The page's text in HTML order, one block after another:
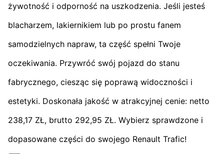
żywotność i odporność na uszkodzenia. Jeśli jesteś
blacharzem, lakiernikiem lub po prostu fanem
samodzielnych napraw, ta część spełni Twoje
oczekiwania. Przywróć swój pojazd do stanu
fabrycznego, ciesząc się poprawą widoczności i
estetyki. Doskonała jakość w atrakcyjnej cenie: netto
238,17 ZŁ, brutto 292,95 ZŁ. Wybierz sprawdzone i
dopasowane części do swojego Renault Trafic!